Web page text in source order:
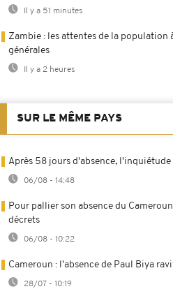
Il y a 51 minutes
Zambie : les attentes de la population
générales
Il y a 2 heures
SUR LE MÊME PAYS
Après 58 jours d'absence,
06/08 - 14:48
Pour pallier son absence du
décrets
06/08 - 10:22
Cameroun : l'absence de Paul Biya
28/07 - 10:19